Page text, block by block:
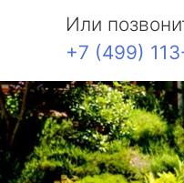
Или
+7 (499)